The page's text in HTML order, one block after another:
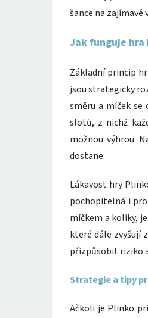
šance na zajímavé
Jak funguje
Základní princip
jsou strategicky
směru a míček se
slotů, z nichž
možnou výhrou.
dostane.
Lákavost hry
pochopitelná i
míčkem a kolíky,
které dále zvyšují
přizpůsobit riziko
Strategie a tipy
Ačkoli je Plinko